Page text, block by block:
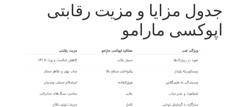
جدول مزایا و مزیت رقابتی
اپوکسی مارامو